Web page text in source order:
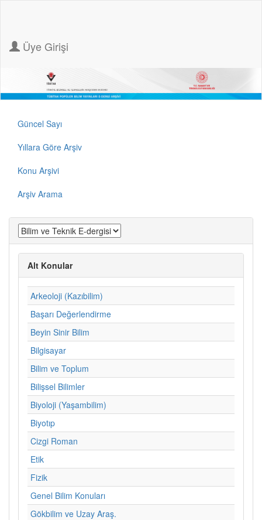
Üye Girişi
Güncel Sayı
Yıllara Göre Arşiv
Konu Arşivi
Arşiv Arama
Alt Konular
Arkeoloji (Kazıbilim)
Başarı Değerlendirme
Beyin Sinir Bilim
Bilgisayar
Bilim ve Toplum
Bilişsel Bilimler
Biyoloji (Yaşambilim)
Biyotıp
Cizgi Roman
Etik
Fizik
Genel Bilim Konuları
Gökbilim ve Uzay Araş.